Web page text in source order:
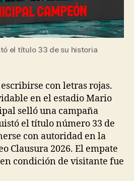
el título 33 de su historia
con letras rojas.
en el estadio Mario
selló una campaña
el título número 33 de
con autoridad en la
Clausura 2026. El empate
condición de visitante fue